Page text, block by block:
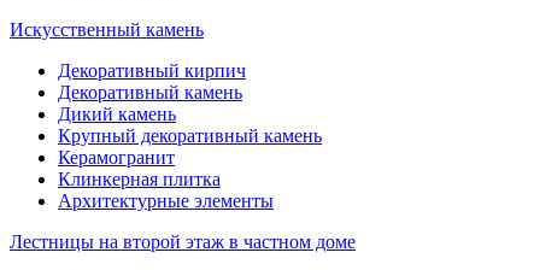
Искусственный камень
Декоративный кирпич
Декоративный камень
Дикий камень
Крупный декоративный камень
Керамогранит
Клинкерная плитка
Архитектурные элементы
Лестницы на второй этаж в частном доме